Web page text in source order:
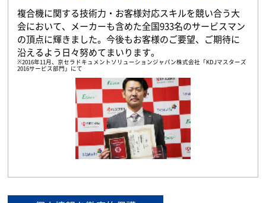
複合機に関する技術力・お客様対応スキルを競い合う大
会において、メーカーも含めた全国933名のサービスマン
の頂点に輝きました。今後もお客様のご要望、ご期待に
沿えるよう日々努めてまいります。
※2016年11月、京セラドキュメントソリューションジャパン株式会社「KDJマスターズ
2016サービス部門」にて